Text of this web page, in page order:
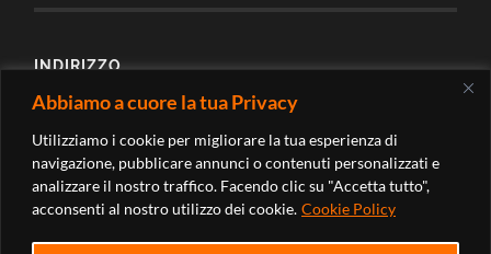
Abbiamo a cuore la tua Privacy
Utilizziamo i cookie per migliorare la tua esperienza di
navigazione, pubblicare annunci o contenuti personalizzati e
analizzare il nostro traffico. Facendo clic su "Accetta tutto",
acconsenti al nostro utilizzo dei cookie. Cookie Policy
INDIRIZZO
Via Loreto 2/c 62010 Montecosaro Scalo Macerata -
Marche (Italy)